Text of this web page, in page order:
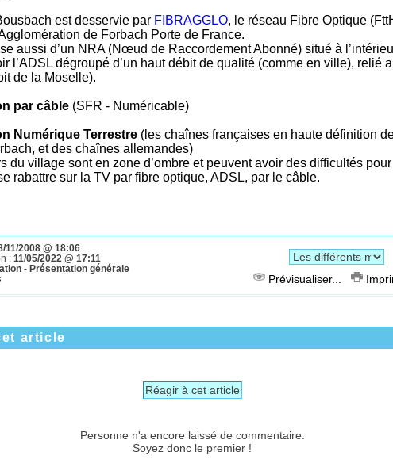
est desservie par FIBRAGGLO, le réseau Fibre Optique
de Forbach Porte de France.
aussi d’un NRA (Nœud de Raccordement Abonné) situé à
l’ADSL dégroupé d’un haut débit de qualité (comme en ville), relié
de la Moselle).
par câble (SFR - Numéricable)
Numérique Terrestre (les chaînes françaises en haute définition
et des chaînes allemandes)
du village sont en zone d’ombre et peuvent avoir des difficultés
rabattre sur la TV par fibre optique, ADSL, par le câble.
11/2008 @ 18:06
: 11/05/2022 @ 17:11
- Présentation générale
Prévisualiser...
article
Réagir à cet article
Personne n'a encore laissé de commentaire.
Soyez donc le premier !